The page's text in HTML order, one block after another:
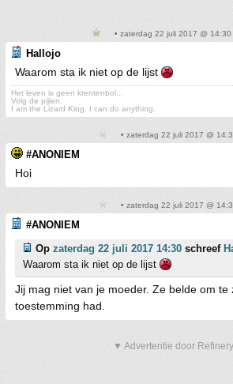
• zaterdag 22 juli 2017 @ 14:30
Hallojo
Waarom sta ik niet op de lijst
Het leven is geen krentenbol...
Volg de pijlen.
I am the Lizard King. I can do anything.
• zaterdag 22 juli 2017 @
#ANONIEM
Hoi
• zaterdag 22 juli 2017 @
#ANONIEM
Op zaterdag 22 juli 2017 14:30 schreef
Waarom sta ik niet op de lijst
Jij mag niet van je moeder. Ze belde om te
toestemming had.
▼ Advertentie door